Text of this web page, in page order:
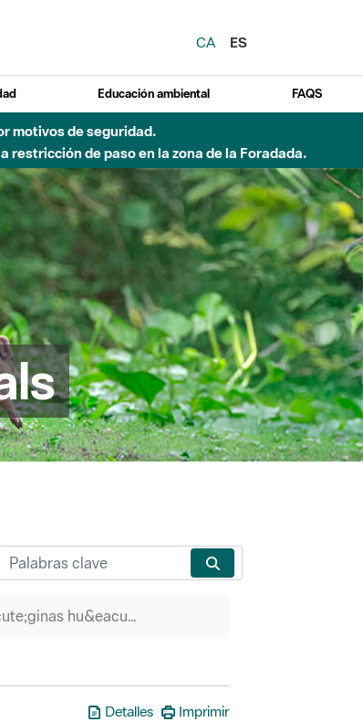
CA
ES
Educación ambiental FAQS
motivos de seguridad.
de paso en la zona de la Foradada.
P&aacute;ginas hu&eacute;rfanas
Detalles Imprimir